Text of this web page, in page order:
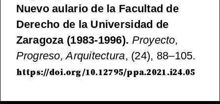
Nuevo aulario de la Facultad de
Derecho de la Universidad de
Zaragoza (1983-1996). Proyecto,
Progreso, Arquitectura, (24), 88–105.
https://doi.org/10.12795/ppa.2021.i24.05